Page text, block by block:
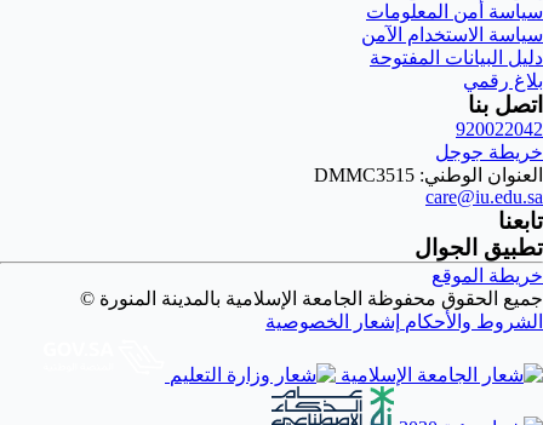
سياسة أمن المعلومات
سياسة الاستخدام الآمن
دليل البيانات المفتوحة
بلاغ رقمي
اتصل بنا
920022042
خريطة جوجل
العنوان الوطني: DMMC3515
care@iu.edu.sa
تابعنا
تطبيق الجوال
خريطة الموقع
جميع الحقوق محفوظة الجامعة الإسلامية بالمدينة المنورة ©
الشروط والأحكام إشعار الخصوصية